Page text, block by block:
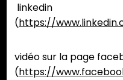
linkedin
(https://
vidéo sur la page
(https://